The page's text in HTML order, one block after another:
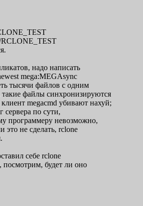
RCLONE_TEST
надо написать
mega:MEGAsync
тысячи файлов с одним
файлы синхронизируются
megacmd убивают нахуй;
сервера по сути,
программеру невозможно,
это не сделать, rclone
себе rclone
будет ли оно